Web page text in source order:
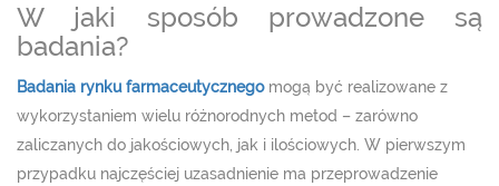
W jaki sposób prowadzone są
badania?
Badania rynku farmaceutycznegomogą być realizowane z
wykorzystaniem wielu różnorodnych metod – zarówno
zaliczanych do jakościowych, jak i ilościowych. W pierwszym
przypadku najczęściej uzasadnienie ma przeprowadzenie